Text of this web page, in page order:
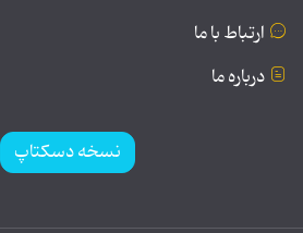
ارتباط با ما
درباره ما
نسخه دسکتاپ